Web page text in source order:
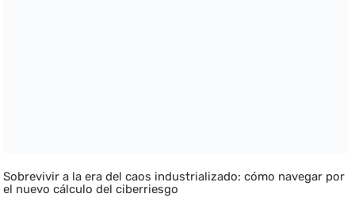
Sobrevivir a la era del caos industrializado: cómo navegar por
el nuevo cálculo del ciberriesgo